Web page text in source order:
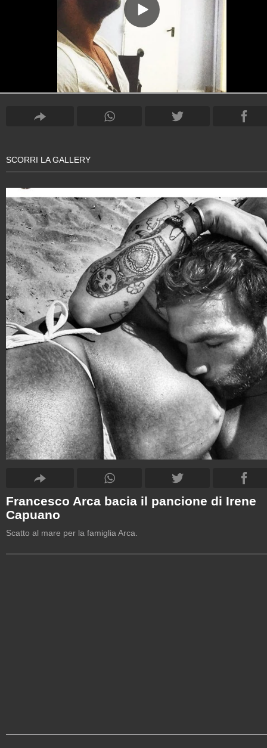
SCORRI LA GALLERY
Francesco Arca bacia il pancione di Irene
Capuano
Scatto al mare per la famiglia Arca.